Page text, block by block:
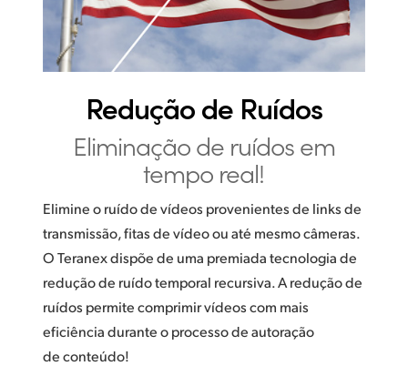
Redução de Ruídos
Eliminação de ruídos em
tempo real!
Elimine o ruído de vídeos provenientes de links de
transmissão, fitas de vídeo ou até mesmo câmeras.
O Teranex dispõe de uma premiada tecnologia de
redução de ruído temporal recursiva. A redução de
ruídos permite comprimir vídeos com mais
eficiência durante o processo de autoração
de conteúdo!